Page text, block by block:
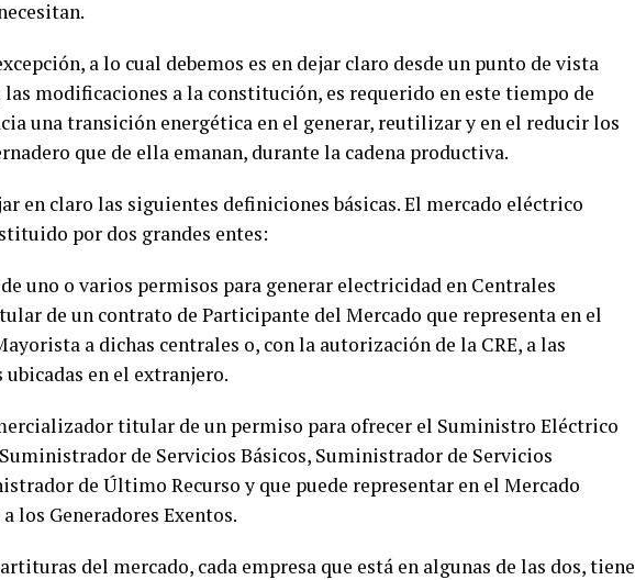
a lo cual debemos es en dejar claro desde un punto de vista
modificaciones a la constitución, es requerido en este tiempo de
una transición energética en el generar, reutilizar y en el reducir los
que de ella emanan, durante la cadena productiva.
en claro las siguientes definiciones básicas. El mercado eléctrico
por dos grandes entes:
uno o varios permisos para generar electricidad en Centrales
de un contrato de Participante del Mercado que representa en el
a dichas centrales o, con la autorización de la CRE, a las
en el extranjero.
titular de un permiso para ofrecer el Suministro Eléctrico
de Servicios Básicos, Suministrador de Servicios
de Último Recurso y que puede representar en el Mercado
los Generadores Exentos.
del mercado, cada empresa que está en algunas de las dos, tiene